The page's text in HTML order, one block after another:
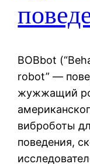
BOBbot
robot” —
жужжащий
виброботы
поведения,